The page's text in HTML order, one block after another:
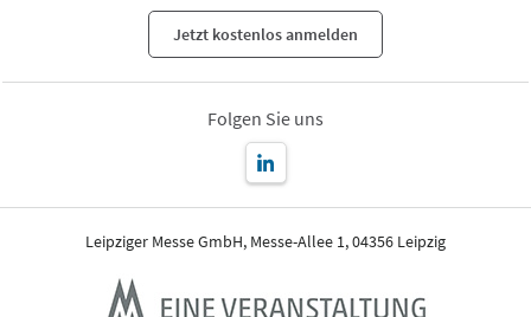
Jetzt kostenlos anmelden
Folgen Sie uns
Leipziger Messe GmbH, Messe-Allee 1, 04356 Leipzig